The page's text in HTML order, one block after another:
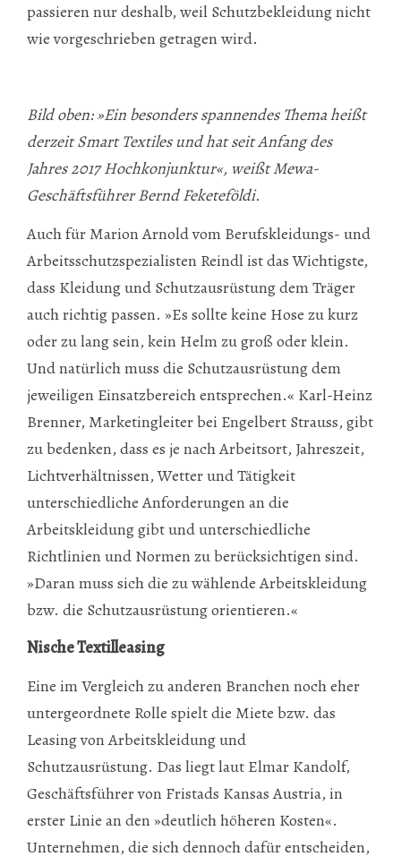
passieren nur deshalb, weil Schutzbekleidung nicht
wie vorgeschrieben getragen wird.
Bild oben: »Ein besonders spannendes Thema heißt
derzeit Smart Textiles und hat seit Anfang des
Jahres 2017 Hochkonjunktur«, weißt Mewa-
Geschäftsführer Bernd Feketeföldi.
Auch für Marion Arnold vom Berufskleidungs- und
Arbeitsschutzspezialisten Reindl ist das Wichtigste,
dass Kleidung und Schutzausrüstung dem Träger
auch richtig passen. »Es sollte keine Hose zu kurz
oder zu lang sein, kein Helm zu groß oder klein.
Und natürlich muss die Schutzausrüstung dem
jeweiligen Einsatzbereich entsprechen.« Karl-Heinz
Brenner, Marketingleiter bei Engelbert Strauss, gibt
zu bedenken, dass es je nach Arbeitsort, Jahreszeit,
Lichtverhältnissen, Wetter und Tätigkeit
unterschiedliche Anforderungen an die
Arbeitskleidung gibt und unterschiedliche
Richtlinien und Normen zu berücksichtigen sind.
»Daran muss sich die zu wählende Arbeitskleidung
bzw. die Schutzausrüstung orientieren.«
Nische Textilleasing
Eine im Vergleich zu anderen Branchen noch eher
untergeordnete Rolle spielt die Miete bzw. das
Leasing von Arbeitskleidung und
Schutzausrüstung. Das liegt laut Elmar Kandolf,
Geschäftsführer von Fristads Kansas Austria, in
erster Linie an den »deutlich höheren Kosten«.
Unternehmen, die sich dennoch dafür entscheiden,